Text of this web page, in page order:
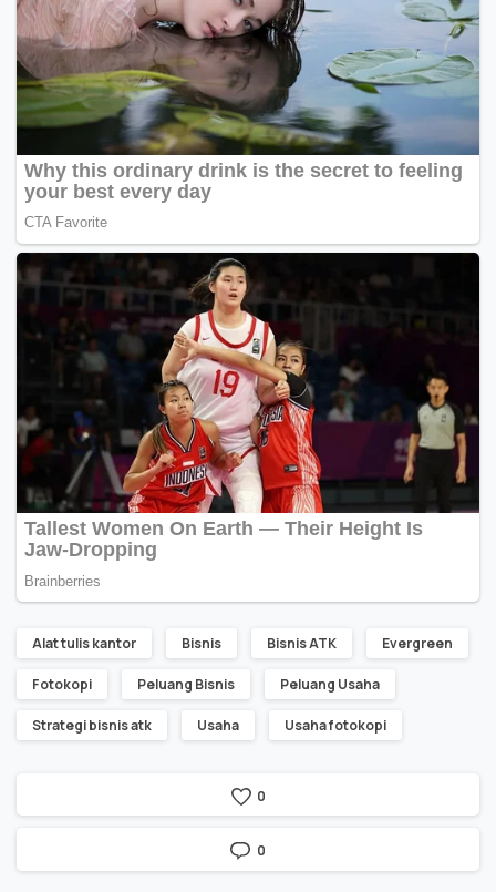
Alat tulis kantor Bisnis Bisnis ATK Evergreen
Fotokopi Peluang Bisnis Peluang Usaha
Strategi bisnis atk Usaha Usaha fotokopi
0
0